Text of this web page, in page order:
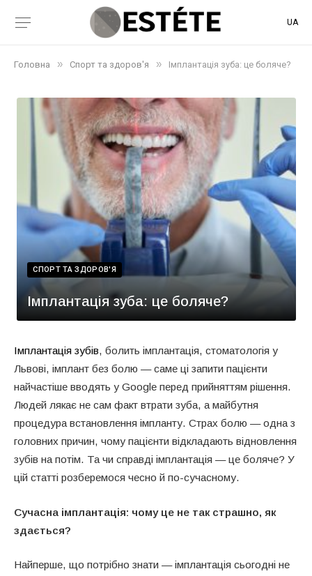
UA
Головна » Спорт та здоров'я » Імплантація зуба: це боляче?
СПОРТ ТА ЗДОРОВ'Я
Імплантація зуба: це боляче?
Імплантація зубів, болить імплантація, стоматологія у
Львові, імплант без болю — саме ці запити пацієнти
найчастіше вводять у Google перед прийняттям рішення.
Людей лякає не сам факт втрати зуба, а майбутня
процедура встановлення імпланту. Страх болю — одна з
головних причин, чому пацієнти відкладають відновлення
зубів на потім. Та чи справді імплантація — це боляче? У
цій статті розберемося чесно й по-сучасному.
Сучасна імплантація: чому це не так страшно, як
здається?
Найперше, що потрібно знати — імплантація сьогодні не